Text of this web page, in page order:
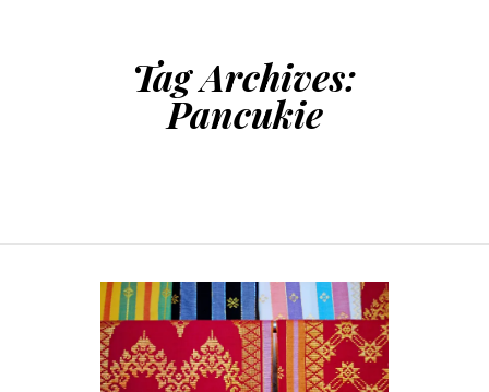
Tag Archives:
Pancukie